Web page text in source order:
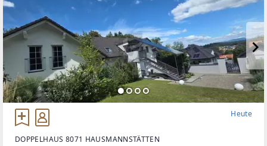
Heute
DOPPELHAUS 8071 HAUSMANNSTÄTTEN